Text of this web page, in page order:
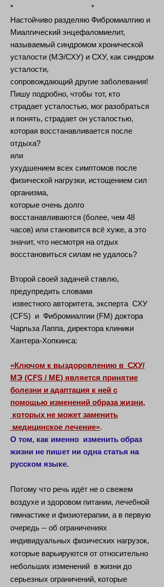
* *
Настойчиво разделяю Фибромиалгию и
Миалгический энцефаломиелит,
называемый синдромом хронической
усталости (МЭ/СХУ) и СХУ, как синдром
усталости,
сопровождающий другие заболевания!
Пишу подробно, чтобы тот, кто
страдает усталостью, мог разобраться
и понять, страдает он усталостью,
которая восстанавливается после
отдыха?
или
ухудшением всех симптомов после
физической нагрузки, истощением сил
организма,
которые очень долго
восстанавливаются (более, чем 48
часов) или становится всё хуже, а это
значит, что несмотря на отдых
восстановиться силам не удалось?
Второй своей задачей ставлю,
предупредить словами
известного авторитета, эксперта СХУ
(CFS) и Фибромиалгии (FM) доктора
Чарльза Лаппа, директора клиники
Хантера-Хопкинса:
«Ключом к выздоровлению в СХУ/
МЭ (CFS / ME) является принятие
болезни и адаптация к ней с
помощью изменений образа жизни,
которых не может заменить
медицинское лечение».
О том, как именно изменить образ
жизни не пишет ни одна статья на
русском языке.
Потому что речь идёт не о свежем
воздухе и здоровом питании, лечебной
гимнастике и физиотерапии, а в первую
очередь -- об ограничениях
индивидуальных физических нагрузок,
которые варьируются от относительно
небольших изменений в жизни до
серьезных ограничений, которые